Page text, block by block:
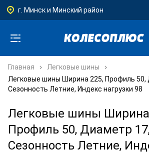
г. Минск и Минский район
Главная
Легковые шины
Легковые шины Ширина 225, Профиль 50,
Сезонность Летние, Индекс нагрузки 98
Легковые шины Ширина
Профиль 50, Диаметр
Сезонность Летние,